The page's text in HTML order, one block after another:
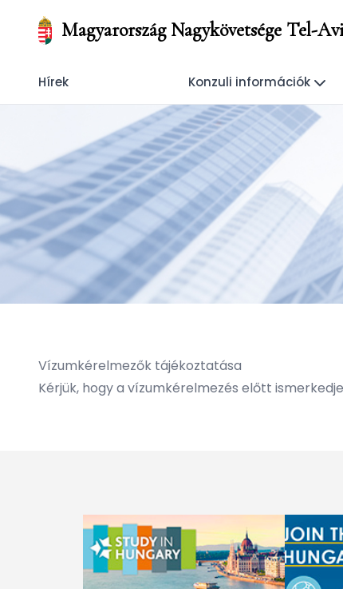
Magyarország Nagykövetsége Tel-
Hírek Konzuli információk
Vízumkérelmezők tájékoztatása
Kérjük, hogy a vízumkérelmezés előtt